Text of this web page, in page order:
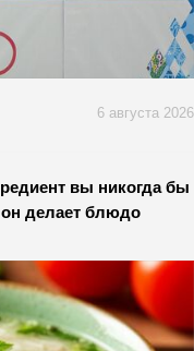
6 августа 2026
вы никогда бы
делает блюдо